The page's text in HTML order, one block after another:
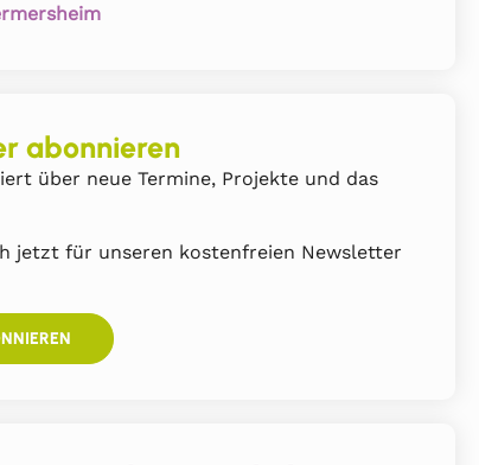
abonnieren
über neue Termine, Projekte und das
jetzt für unseren kostenfreien Newsletter